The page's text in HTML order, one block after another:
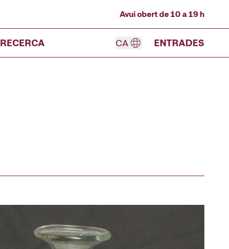
Avui obert de 10 a 19 h
RECERCA CA ENTRADES